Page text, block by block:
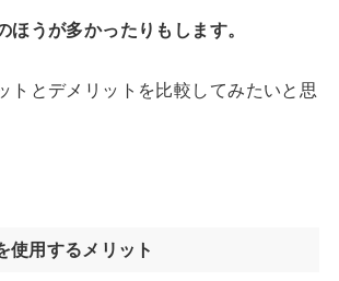
ほうが多かったりもします。
トとデメリットを比較してみたいと思
使用するメリット